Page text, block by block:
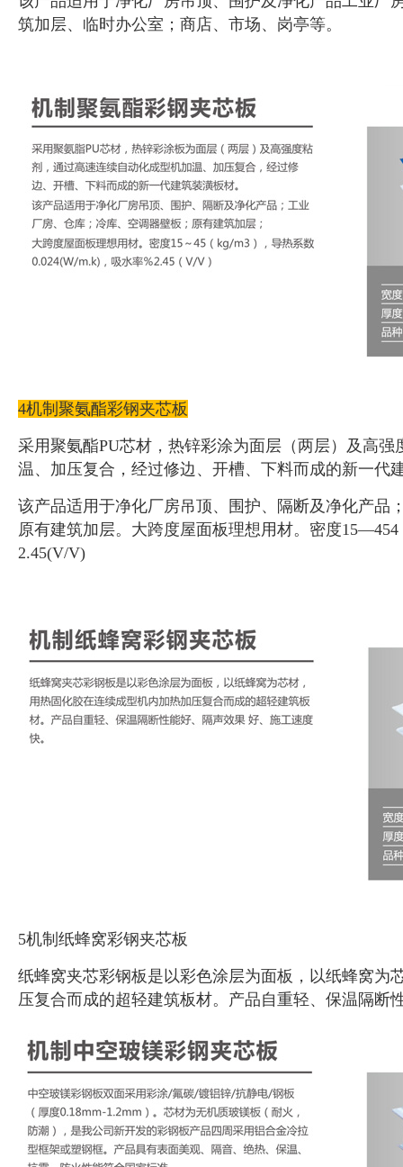
筑加层、临时办公室；商店、市场、岗亭等。
4机制聚氨酯彩钢夹芯板
采用聚氨酯PU芯材，热锌彩涂为面层（两层）及高
温、加压复合，经过修边、开槽、下料而成的新一代
该产品适用于净化厂房吊顶、围护、隔断及净化产品
原有建筑加层。大跨度屋面板理想用材。密度
2.45(V/V)
5机制纸蜂窝彩钢夹芯板
纸蜂窝夹芯彩钢板是以彩色涂层为面板，以纸蜂窝为
压复合而成的超轻建筑板材。产品自重轻、保温隔断